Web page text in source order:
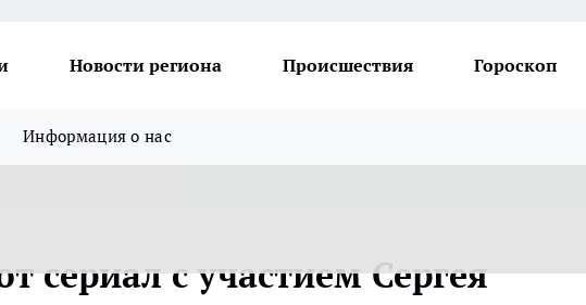
Новости региона Происшествия Гороскоп
Информация о нас
сериал с участием Сергея